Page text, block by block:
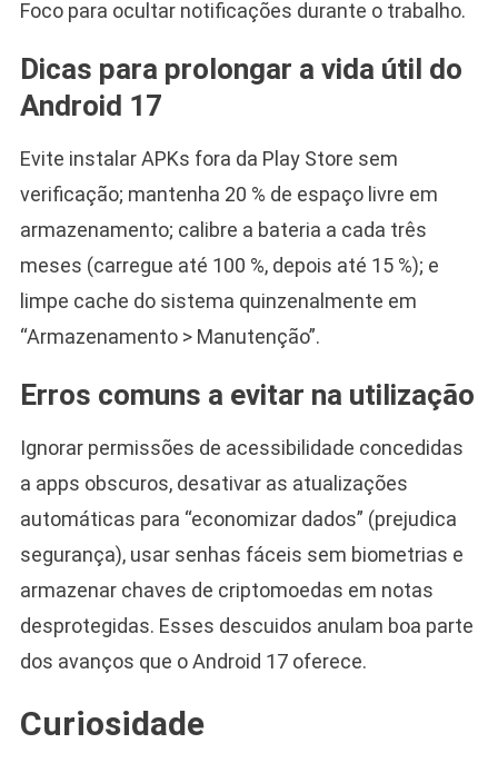
Foco para ocultar notificações durante o trabalho.
Dicas para prolongar a vida útil do
Android 17
Evite instalar APKs fora da Play Store sem
verificação; mantenha 20 % de espaço livre em
armazenamento; calibre a bateria a cada três
meses (carregue até 100 %, depois até 15 %); e
limpe cache do sistema quinzenalmente em
“Armazenamento > Manutenção”.
Erros comuns a evitar na utilização
Ignorar permissões de acessibilidade concedidas
a apps obscuros, desativar as atualizações
automáticas para “economizar dados” (prejudica
segurança), usar senhas fáceis sem biometrias e
armazenar chaves de criptomoedas em notas
desprotegidas. Esses descuidos anulam boa parte
dos avanços que o Android 17 oferece.
Curiosidade